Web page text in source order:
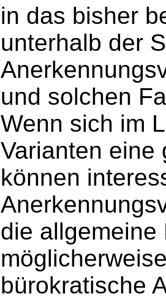
in das bisher
unterhalb der
und solchen
Wenn sich im
Varianten eine
können
die allgemeine
bürokratische